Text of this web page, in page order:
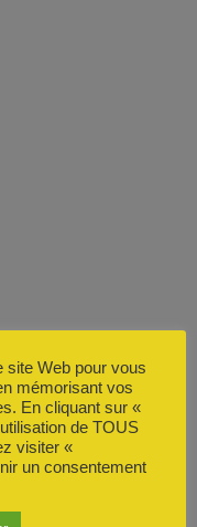
site Web pour vous
mémorisant vos
En cliquant sur «
de TOUS
visiter «
un consentement